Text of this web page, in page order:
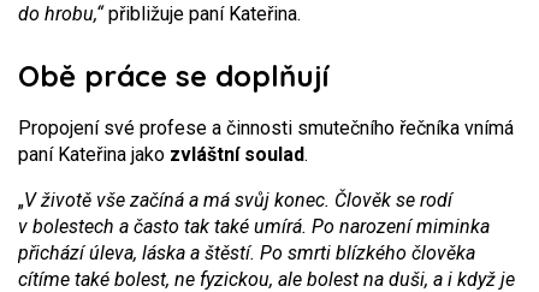
do hrobu,“přibližuje paní Kateřina.
Obě práce se doplňují
Propojení své profese a činnosti smutečního řečníka vnímá
paní Kateřina jako zvláštní soulad.
„V životě vše začíná a má svůj konec. Člověk se rodí
v bolestech a často tak také umírá. Po narození miminka
přichází úleva, láska a štěstí. Po smrti blízkého člověka
cítíme také bolest, ne fyzickou, ale bolest na duši, a i když je